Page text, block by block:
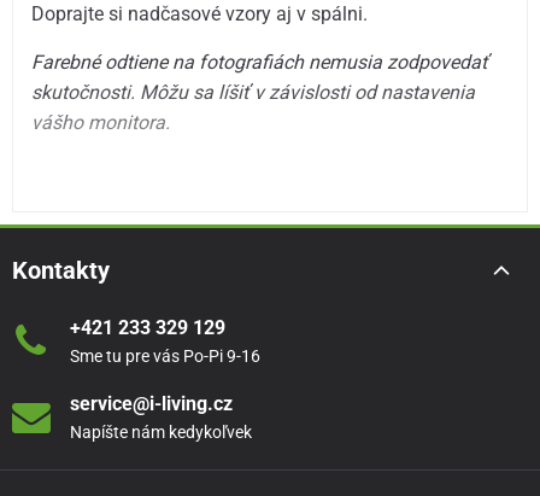
Doprajte si nadčasové vzory aj v spálni.
Farebné odtiene na fotografiách nemusia zodpovedať
skutočnosti. Môžu sa líšiť v závislosti od nastavenia
vášho monitora.
Kontakty
+421 233 329 129
Sme tu pre vás Po-Pi 9-16
service@i-living.cz
Napíšte nám kedykoľvek